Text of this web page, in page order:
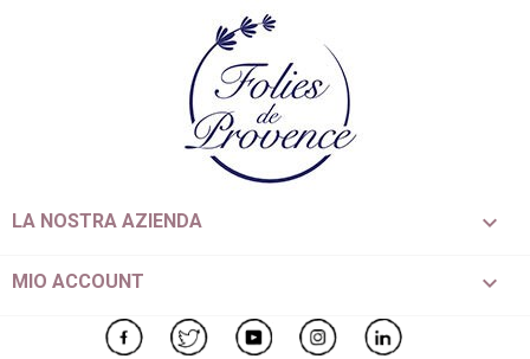
LA NOSTRA AZIENDA 
MIO ACCOUNT 
FacebookTwitter YouTube Instagram